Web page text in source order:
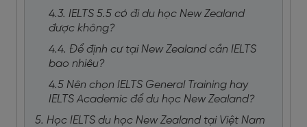
4.3. IELTS 5.5 có đi du học New Zealand
được không?
4.4. Để định cư tại New Zealand cần IELTS
bao nhiêu?
4.5 Nên chọn IELTS General Training hay
IELTS Academic để du học New Zealand?
5. Học IELTS du học New Zealand tại Việt Nam